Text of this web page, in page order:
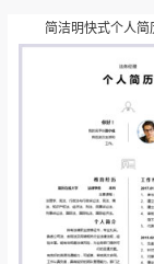
简洁明快式个人简